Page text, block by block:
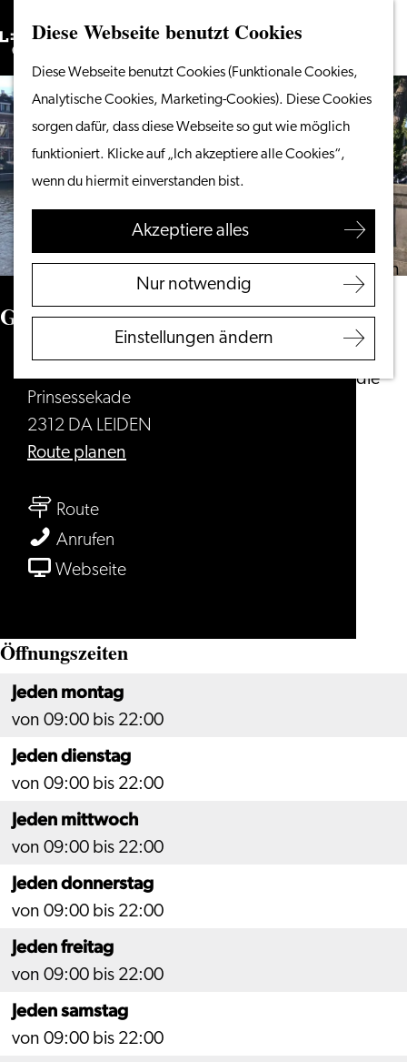
Diese Webseite benutzt Cookies
Diese Webseite benutzt Cookies (Funktionale Cookies,
Analytische Cookies, Marketing-Cookies). Diese Cookies
sorgen dafür, dass diese Webseite so gut wie möglich
funktioniert. Klicke auf „Ich akzeptiere alle Cookies“,
wenn du hiermit einverstanden bist.
Akzeptiere alles
Nur notwendig
Einstellungen ändern
Gehen
Sie
zur
Homepage
Menü
Suchen
Vom Wasser aus
Radeln & Wandern
Shoppen
Essen & Trinken
Ihren Besuch planen
Touristeninformation
Leiden
Entdecken Sie die
Suchen
Grand Café Petterson
Prinsessekade
2312 DA LEIDEN
Route planen
Routebis
Grand
Café
Anrufen
Café
Webseiteab
Petterson
Öffnungszeiten
Jeden montag
von 09:00 bis 22:00
Jeden dienstag
von 09:00 bis 22:00
Jeden mittwoch
von 09:00 bis 22:00
Jeden donnerstag
von 09:00 bis 22:00
Jeden freitag
von 09:00 bis 22:00
Jeden samstag
von 09:00 bis 22:00